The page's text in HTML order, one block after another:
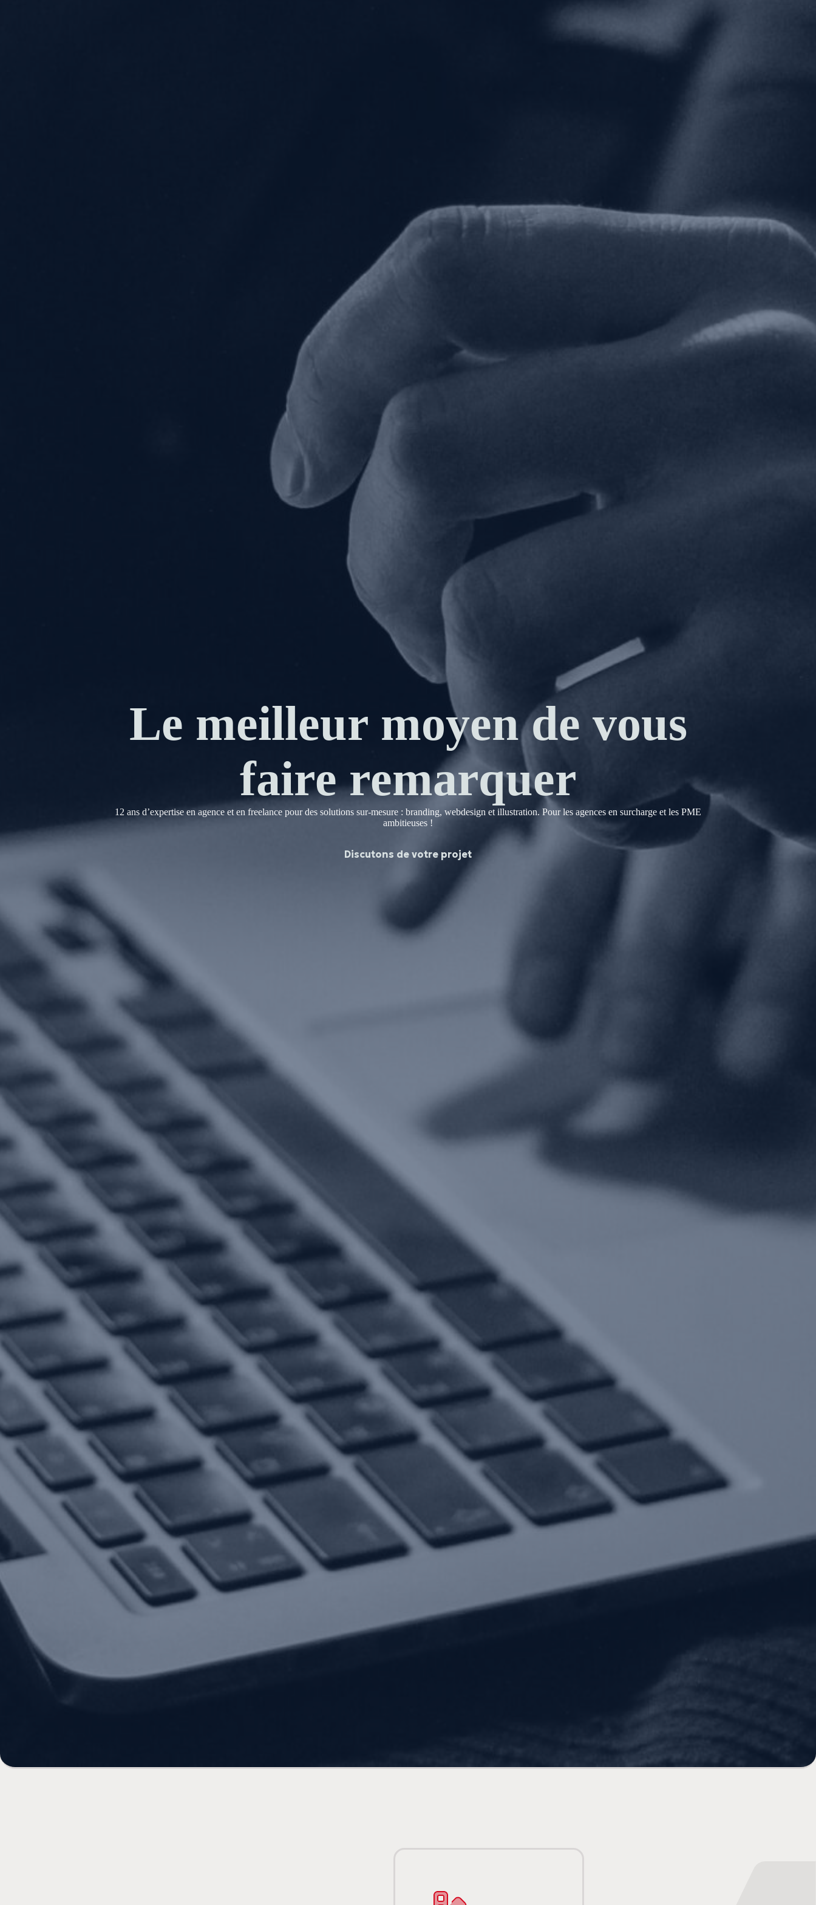
Le meilleur moyen de vous
faire remarquer
12 ans d’expertise en agence et en freelance pour des solutions sur-mesure : branding, webdesign et illustration. Pour les agences en surcharge et les PME
ambitieuses !
Discutons de votre projet